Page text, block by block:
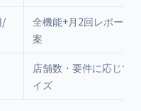
/
全機能+月2回レポート
案
店舗数・要件に応じて
イズ